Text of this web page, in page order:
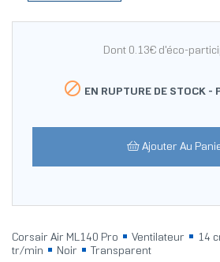
Dont 0.13€ d'éco-
 EN RUPTURE DE STOCK -
Ajouter Au
Corsair Air ML140 Pro Ventilateur 14
tr/min
Noir Transparent